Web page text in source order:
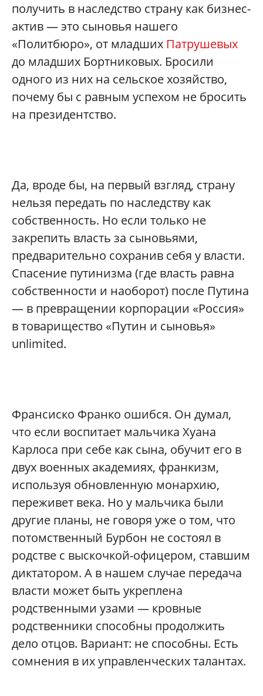
получить в наследство страну как бизнес-
актив — это сыновья нашего
«Политбюро», от младших Патрушевых
до младших Бортниковых. Бросили
одного из них на сельское хозяйство,
почему бы с равным успехом не бросить
на президентство.
Да, вроде бы, на первый взгляд, страну
нельзя передать по наследству как
собственность. Но если только не
закрепить власть за сыновьями,
предварительно сохранив себя у власти.
Спасение путинизма (где власть равна
собственности и наоборот) после Путина
— в превращении корпорации «Россия»
в товарищество «Путин и сыновья»
unlimited.
Франсиско Франко ошибся. Он думал,
что если воспитает мальчика Хуана
Карлоса при себе как сына, обучит его в
двух военных академиях, франкизм,
используя обновленную монархию,
переживет века. Но у мальчика были
другие планы, не говоря уже о том, что
потомственный Бурбон не состоял в
родстве с выскочкой-офицером, ставшим
диктатором. А в нашем случае передача
власти может быть укреплена
родственными узами — кровные
родственники способны продолжить
дело отцов. Вариант: не способны. Есть
сомнения в их управленческих талантах.